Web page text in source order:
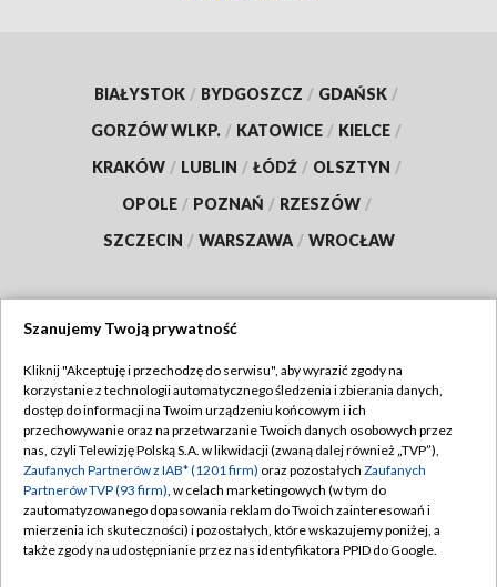
BIAŁYSTOK / BYDGOSZCZ / GDAŃSK /
GORZÓW WLKP. / KATOWICE / KIELCE /
KRAKÓW / LUBLIN / ŁÓDŹ / OLSZTYN /
OPOLE / POZNAŃ / RZESZÓW /
SZCZECIN / WARSZAWA / WROCŁAW
TVP
Abonament TVP
Emisja w TVP
Centrum informacji TVP
Naziemna Telewizja Cyfrowa
Regulamin TVP
Polityka prywatności
Moje zgody
Pomoc
Szanujemy Twoją prywatność
Kliknij "Akceptuję i przechodzę do serwisu", aby wyrazić zgody na
korzystanie z technologii automatycznego śledzenia i zbierania danych,
dostęp do informacji na Twoim urządzeniu końcowym i ich
przechowywanie oraz na przetwarzanie Twoich danych osobowych przez
nas, czyli Telewizję Polską S.A. w likwidacji (zwaną dalej również „TVP”),
Zaufanych Partnerów z IAB* (1201 firm) oraz pozostałych Zaufanych
Partnerów TVP (93 firm), w celach marketingowych (w tym do
zautomatyzowanego dopasowania reklam do Twoich zainteresowań i
mierzenia ich skuteczności) i pozostałych, które wskazujemy poniżej, a
także zgody na udostępnianie przez nas identyfikatora PPID do Google.